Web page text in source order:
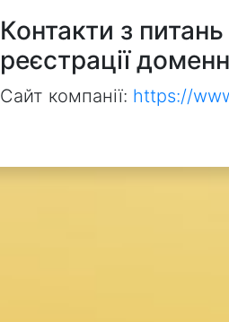
Контакти з
реєстрації
Сайт компанії: https://